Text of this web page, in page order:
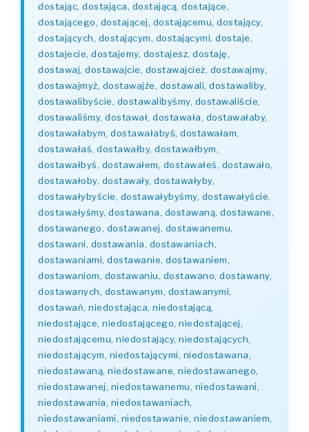
dostając, dostająca, dostającą, dostające,
dostającego, dostającej, dostającemu, dostający,
dostających, dostającym, dostającymi, dostaje,
dostajecie, dostajemy, dostajesz, dostaję,
dostawaj, dostawajcie, dostawajcież, dostawajmy,
dostawajmyż, dostawajże, dostawali, dostawaliby,
dostawalibyście, dostawalibyśmy, dostawaliście,
dostawaliśmy, dostawał, dostawała, dostawałaby,
dostawałabym, dostawałabyś, dostawałam,
dostawałaś, dostawałby, dostawałbym,
dostawałbyś, dostawałem, dostawałeś, dostawało,
dostawałoby, dostawały, dostawałyby,
dostawałybyście, dostawałybyśmy, dostawałyście,
dostawałyśmy, dostawana, dostawaną, dostawane,
dostawanego, dostawanej, dostawanemu,
dostawani, dostawania, dostawaniach,
dostawaniami, dostawanie, dostawaniem,
dostawaniom, dostawaniu, dostawano, dostawany,
dostawanych, dostawanym, dostawanymi,
dostawań, niedostająca, niedostającą,
niedostające, niedostającego, niedostającej,
niedostającemu, niedostający, niedostających,
niedostającym, niedostającymi, niedostawana,
niedostawaną, niedostawane, niedostawanego,
niedostawanej, niedostawanemu, niedostawani,
niedostawania, niedostawaniach,
niedostawaniami, niedostawanie, niedostawaniem,